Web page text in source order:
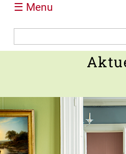
☰ Menu